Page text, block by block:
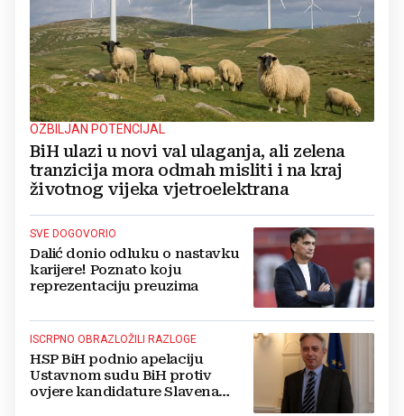
OZBILJAN POTENCIJAL
BiH ulazi u novi val ulaganja, ali zelena
tranzicija mora odmah misliti i na kraj
životnog vijeka vjetroelektrana
SVE DOGOVORIO
Dalić donio odluku o nastavku
karijere! Poznato koju
reprezentaciju preuzima
ISCRPNO OBRAZLOŽILI RAZLOGE
HSP BiH podnio apelaciju
Ustavnom sudu BiH protiv
ovjere kandidature Slavena